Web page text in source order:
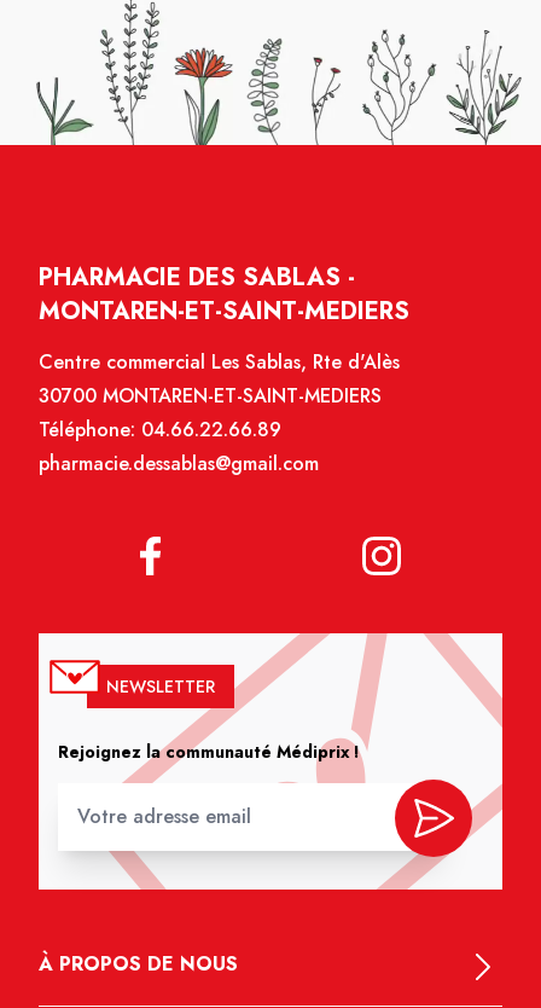
PHARMACIE DES SABLAS -
MONTAREN-ET-SAINT-MEDIERS
Centre commercial Les Sablas, Rte d'Alès
30700 MONTAREN-ET-SAINT-MEDIERS
Téléphone: 04.66.22.66.89
pharmacie.dessablas@gmail.com
NEWSLETTER
Rejoignez la communauté Médiprix !
À PROPOS DE NOUS